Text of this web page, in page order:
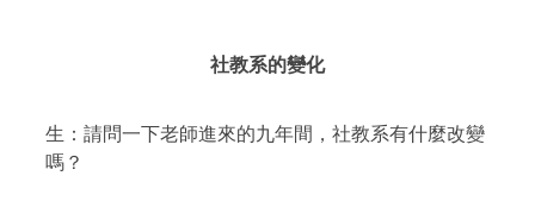
社教系的變化
生 ：請問一下老師進來的九年間，社教系有什麼改變
嗎？